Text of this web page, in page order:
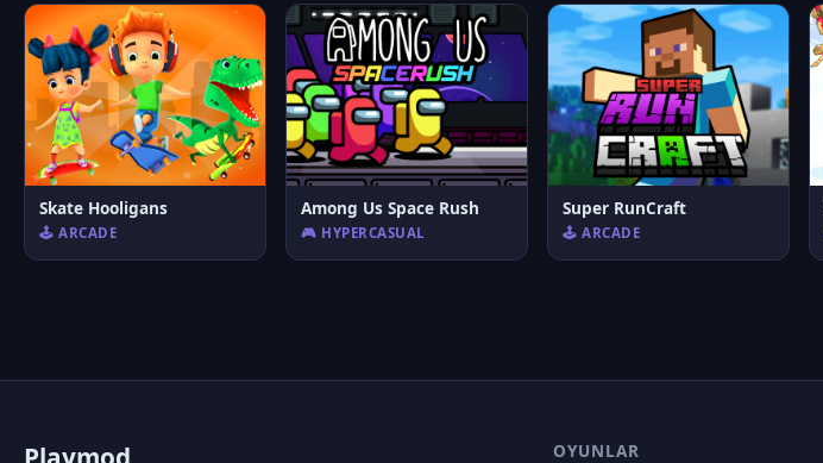
Skate Hooligans
🕹️ ARCADE
Among Us Space Rush
🎮 HYPERCASUAL
Super RunCraft
🕹️ ARCADE
OYUNLAR